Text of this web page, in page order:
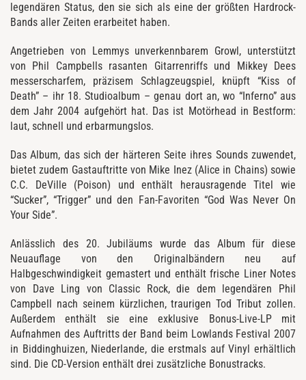
legendären Status, den sie sich als eine der größten Hardrock-
Bands aller Zeiten erarbeitet haben.
Angetrieben von Lemmys unverkennbarem Growl, unterstützt
von Phil Campbells rasanten Gitarrenriffs und Mikkey Dees
messerscharfem, präzisem Schlagzeugspiel, knüpft “Kiss of
Death” – ihr 18. Studioalbum – genau dort an, wo “Inferno” aus
dem Jahr 2004 aufgehört hat. Das ist Motörhead in Bestform:
laut, schnell und erbarmungslos.
Das Album, das sich der härteren Seite ihres Sounds zuwendet,
bietet zudem Gastauftritte von Mike Inez (Alice in Chains) sowie
C.C. DeVille (Poison) und enthält herausragende Titel wie
“Sucker”, “Trigger” und den Fan-Favoriten “God Was Never On
Your Side”.
Anlässlich des 20. Jubiläums wurde das Album für diese
Neuauflage von den Originalbändern neu auf
Halbgeschwindigkeit gemastert und enthält frische Liner Notes
von Dave Ling von Classic Rock, die dem legendären Phil
Campbell nach seinem kürzlichen, traurigen Tod Tribut zollen.
Außerdem enthält sie eine exklusive Bonus-Live-LP mit
Aufnahmen des Auftritts der Band beim Lowlands Festival 2007
in Biddinghuizen, Niederlande, die erstmals auf Vinyl erhältlich
sind. Die CD-Version enthält drei zusätzliche Bonustracks.